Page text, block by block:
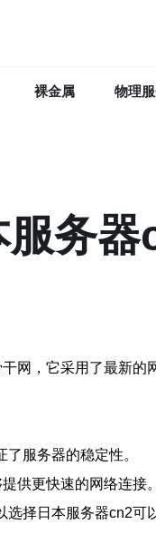
裸金属 物理
务
网，它采用了最新
服务器的稳定性。
供更快速的网络连接。
择日本服务器cn2可